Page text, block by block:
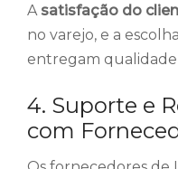
A satisfação do
no varejo, e a
entregam qualidade
4. Suporte e
com